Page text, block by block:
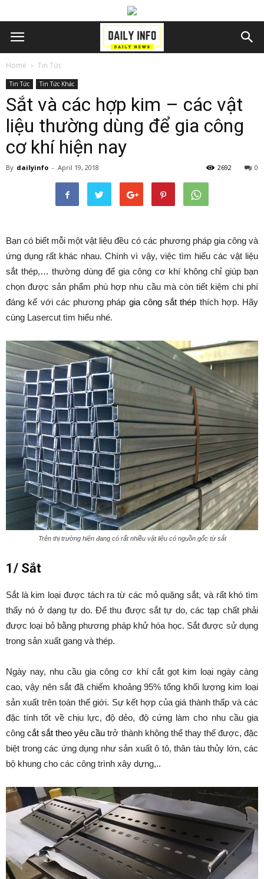
Home Tin Tức
Tin Tức Tin Tức Khác
Sắt và các hợp kim – các vật
liệu thường dùng để gia công
cơ khí hiện nay
By dailyinfo - April 19, 2018 0
2692
Bạn có biết mỗi một vật liệu đều có các phương pháp gia công và
ứng dụng rất khác nhau. Chính vì vậy, việc tìm hiểu các vật liệu
sắt thép,… thường dùng để gia công cơ khí không chỉ giúp bạn
chọn được sản phẩm phù hợp nhu cầu mà còn tiết kiệm chi phí
đáng kể với các phương pháp gia công sắt thép thích hợp. Hãy
cùng Lasercut tìm hiểu nhé.
Trên thị trường hiện đang có rất nhiều vật liệu có nguồn gốc từ sắt
1/ Sắt
Sắt là kim loại được tách ra từ các mỏ quặng sắt, và rất khó tìm
thấy nó ở dạng tự do. Để thu được sắt tự do, các tạp chất phải
được loại bỏ bằng phương pháp khử hóa học. Sắt được sử dụng
trong sản xuất gang và thép.
Ngày nay, nhu cầu gia công cơ khí cắt gọt kim loại ngày càng
cao, vậy nên sắt đã chiếm khoảng 95% tổng khối lượng kim loại
sản xuất trên toàn thế giới. Sự kết hợp của giá thành thấp và các
đặc tính tốt về chịu lực, độ dẻo, độ cứng làm cho nhu cầu gia
côngcắt sắt theo yêu cầu trở thành không thể thay thế được, đặc
biệt trong các ứng dụng như sản xuất ô tô, thân tàu thủy lớn, các
bộ khung cho các công trình xây dựng,..